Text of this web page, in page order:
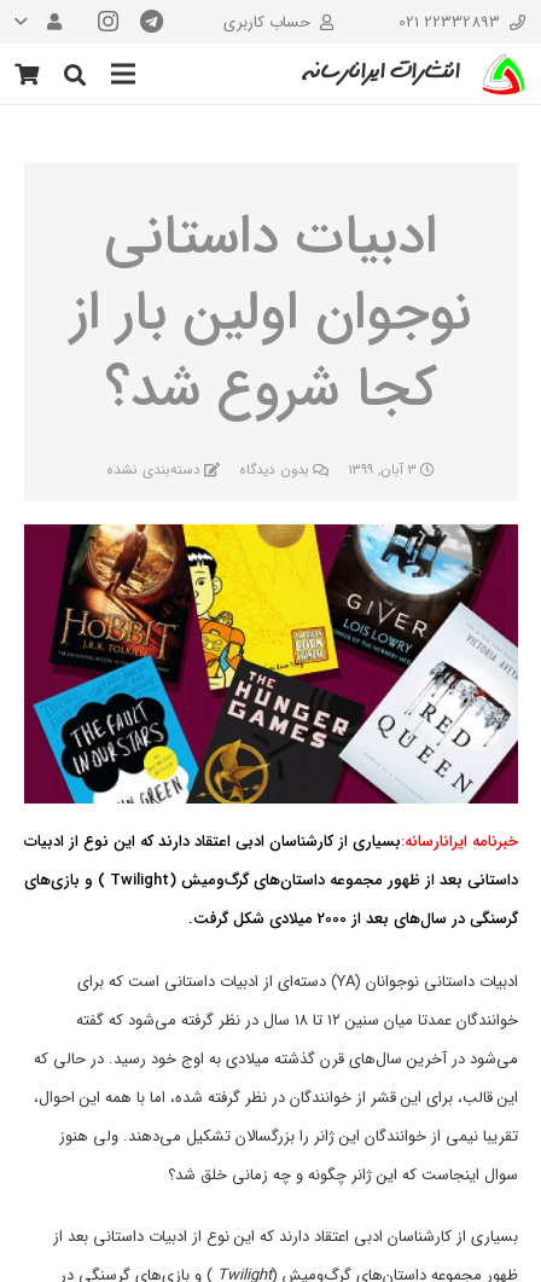
22332893 021 حساب کاربری
انتشارات ایرانارسانه
ادبیات داستانی
نوجوان اولین بار از
کجا شروع شد؟
۳ آبان, ۱۳۹۹ بدون دیدگاه دسته‌بندی نشده
خبرنامه ایرانارسانه:بسیاری از کارشناسان ادبی اعتقاد دارند که این نوع از ادبیات
داستانی بعد از ظهور مجموعه داستان‌های گرگ‌ومیش (Twilight ) و بازی‌های
گرسنگی در سال‌های بعد از 2000 میلادی شکل گرفت.
ادبیات داستانی نوجوانان (YA) دسته‌ای از ادبیات داستانی است که برای
خوانندگان عمدتا میان سنین ۱۲ تا ۱۸ سال در نظر گرفته می‌شود که گفته
می‌شود در آخرین سال‌های قرن گذشته میلادی به اوج خود رسید. در حالی که
این قالب، برای این قشر از خوانندگان در نظر گرفته شده، اما با همه این احوال،
تقریبا نیمی از خوانندگان این ژانر را بزرگسالان تشکیل می‌دهند. ولی هنوز
سوال اینجاست که این ژانر چگونه و چه زمانی خلق شد؟
بسیاری از کارشناسان ادبی اعتقاد دارند که این نوع از ادبیات داستانی بعد از
ظهور مجموعه داستان‌های گرگ‌ومیش (Twilight ) و بازی‌های گرسنگی در